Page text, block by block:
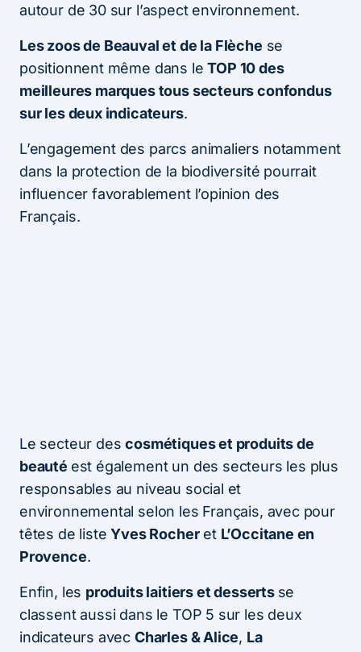
autour de 30 sur l’aspect environnement.
Les zoos de Beauval et de la Flèche se
positionnent même dans leTOP 10 des
meilleures marques tous secteurs confondus
sur les deux indicateurs.
L’engagement des parcs animaliers notamment
dans la protection de la biodiversité pourrait
influencer favorablement l’opinion des
Français.
Le secteur descosmétiques et produits de
beauté est également un des secteurs les plus
responsables au niveau social et
environnemental selon les Français, avec pour
têtes de listeYves Rocheret L’Occitane en
Provence.
Enfin, les produits laitiers et desserts se
classent aussi dans le TOP 5 sur les deux
indicateurs avec Charles & Alice, La